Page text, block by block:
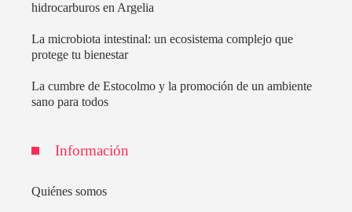
hidrocarburos en Argelia
La microbiota intestinal: un ecosistema complejo que
protege tu bienestar
La cumbre de Estocolmo y la promoción de un ambiente
sano para todos
Información
Quiénes somos